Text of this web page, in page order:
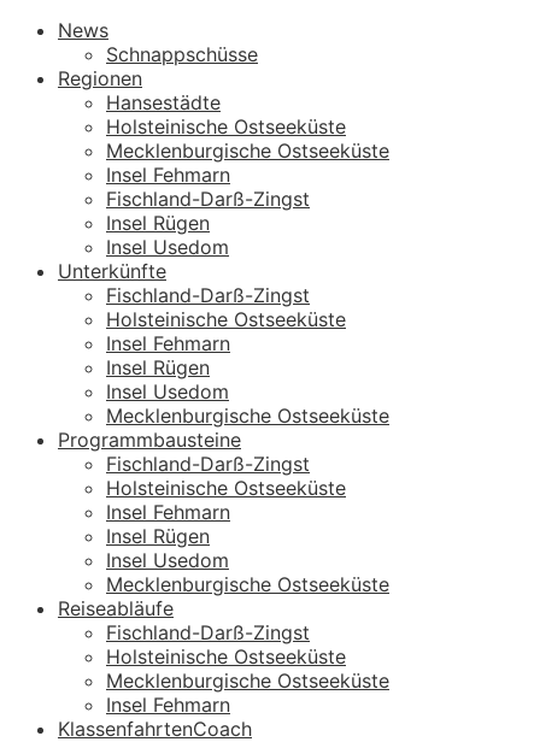
News
Schnappschüsse
Regionen
Hansestädte
Holsteinische Ostseeküste
Mecklenburgische Ostseeküste
Insel Fehmarn
Fischland-Darß-Zingst
Insel Rügen
Insel Usedom
Unterkünfte
Fischland-Darß-Zingst
Holsteinische Ostseeküste
Insel Fehmarn
Insel Rügen
Insel Usedom
Mecklenburgische Ostseeküste
Programmbausteine
Fischland-Darß-Zingst
Holsteinische Ostseeküste
Insel Fehmarn
Insel Rügen
Insel Usedom
Mecklenburgische Ostseeküste
Reiseabläufe
Fischland-Darß-Zingst
Holsteinische Ostseeküste
Mecklenburgische Ostseeküste
Insel Fehmarn
KlassenfahrtenCoach